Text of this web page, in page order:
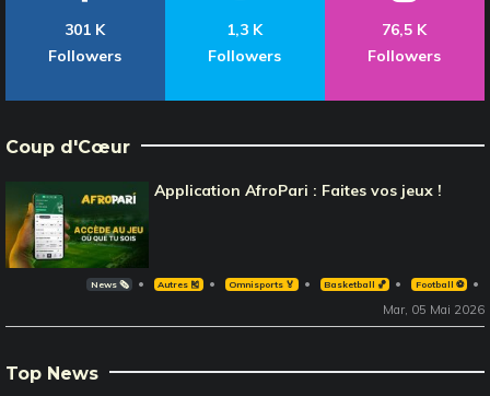
301 K
Followers
1,3 K
Followers
76,5 K
Followers
Coup d'Cœur
Application AfroPari : Faites vos jeux !
News 🗞️ Autres 🎽 Omnisports 🏅 Basketball 🏀 Football ⚽️
Mar, 05 Mai 2026
Top News